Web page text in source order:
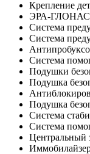
Крепление
ЭРА-
Система
Система
Система
Подушки
Подушка
Подушка
Система
Система
Центральный